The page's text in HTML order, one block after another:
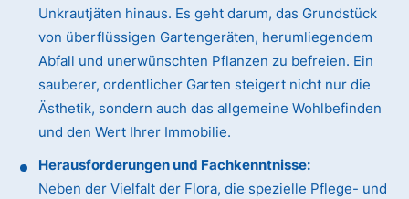
Unkrautjäten hinaus. Es geht darum, das Grundstück
von überflüssigen Gartengeräten, herumliegendem
Abfall und unerwünschten Pflanzen zu befreien. Ein
sauberer, ordentlicher Garten steigert nicht nur die
Ästhetik, sondern auch das allgemeine Wohlbefinden
und den Wert Ihrer Immobilie.
Herausforderungen und Fachkenntnisse:
Neben der Vielfalt der Flora, die spezielle Pflege- und